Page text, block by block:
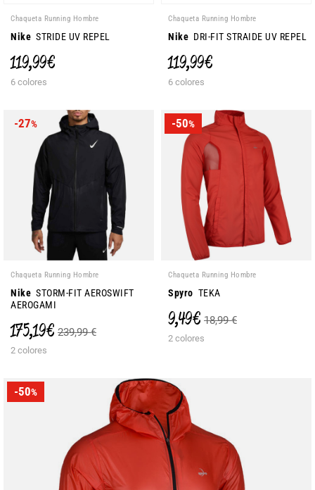
Chaqueta Running Hombre
Nike STRIDE UV REPEL
119,99 €
6 colores
Chaqueta Running Hombre
Nike DRI-FIT STRAIDE UV REPEL
119,99 €
6 colores
-27%
Chaqueta Running Hombre
Nike STORM-FIT AEROSWIFT
AEROGAMI
175,19 € 239,99 €
2 colores
-50%
Chaqueta Running Hombre
Spyro TEKA
9,49 € 18,99 €
2 colores
-50%